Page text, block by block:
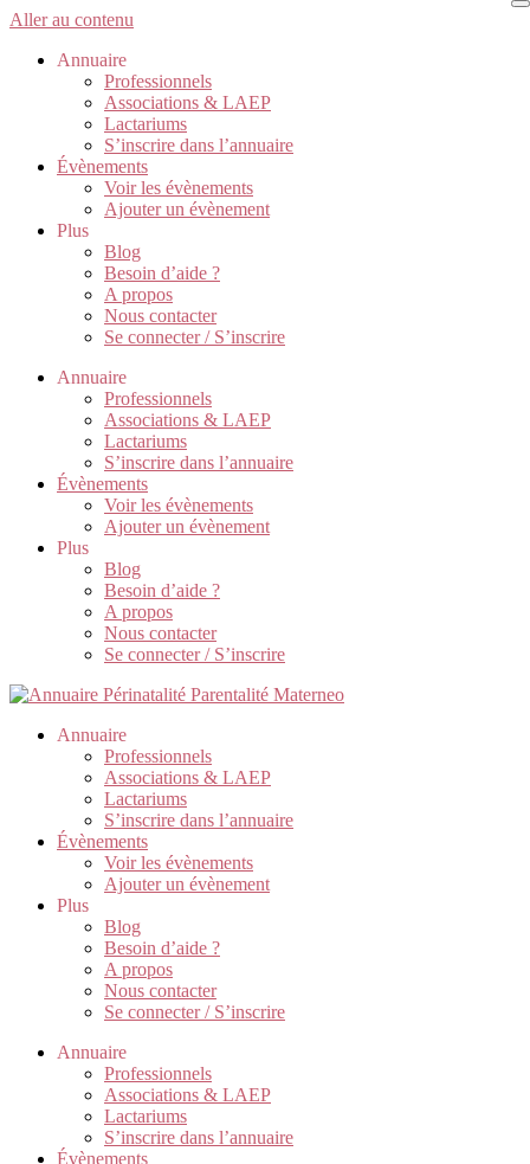
Aller au contenu
Annuaire
Professionnels
Associations & LAEP
Lactariums
S’inscrire dans l’annuaire
Évènements
Voir les évènements
Ajouter un évènement
Plus
Blog
Besoin d’aide ?
A propos
Nous contacter
Se connecter / S’inscrire
Annuaire
Professionnels
Associations & LAEP
Lactariums
S’inscrire dans l’annuaire
Évènements
Voir les évènements
Ajouter un évènement
Plus
Blog
Besoin d’aide ?
A propos
Nous contacter
Se connecter / S’inscrire
Annuaire
Professionnels
Associations & LAEP
Lactariums
S’inscrire dans l’annuaire
Évènements
Voir les évènements
Ajouter un évènement
Plus
Blog
Besoin d’aide ?
A propos
Nous contacter
Se connecter / S’inscrire
Annuaire
Professionnels
Associations & LAEP
Lactariums
S’inscrire dans l’annuaire
Évènements